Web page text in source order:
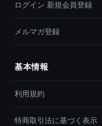
ログイン 新規会員登録
メルマガ登録
基本情報
利用規約
特商取引法に基づく表示